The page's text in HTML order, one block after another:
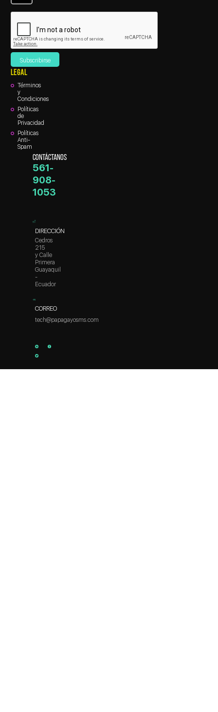
LEGAL
Términos
y
Condiciones
Políticas
de
Privacidad
Políticas
Anti-
Spam
CONTÁCTANOS
561-
908-
1053
DIRECCIÓN
Cedros
215
y Calle
Primera
Guayaquil
-
Ecuador
CORREO
tech@papagayosms.com